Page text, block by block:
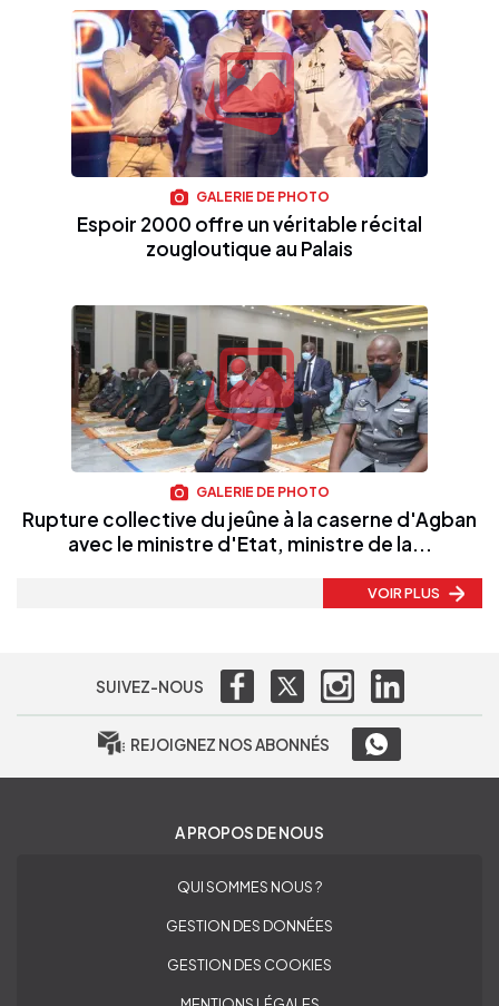
GALERIE DE PHOTO
Espoir 2000 offre un véritable récital
zougloutique au Palais
GALERIE DE PHOTO
Rupture collective du jeûne à la caserne d'Agban
avec le ministre d'Etat, ministre de la...
VOIR PLUS
SUIVEZ-NOUS
REJOIGNEZ NOS ABONNÉS
A PROPOS DE NOUS
QUI SOMMES NOUS ?
GESTION DES DONNÉES
GESTION DES COOKIES